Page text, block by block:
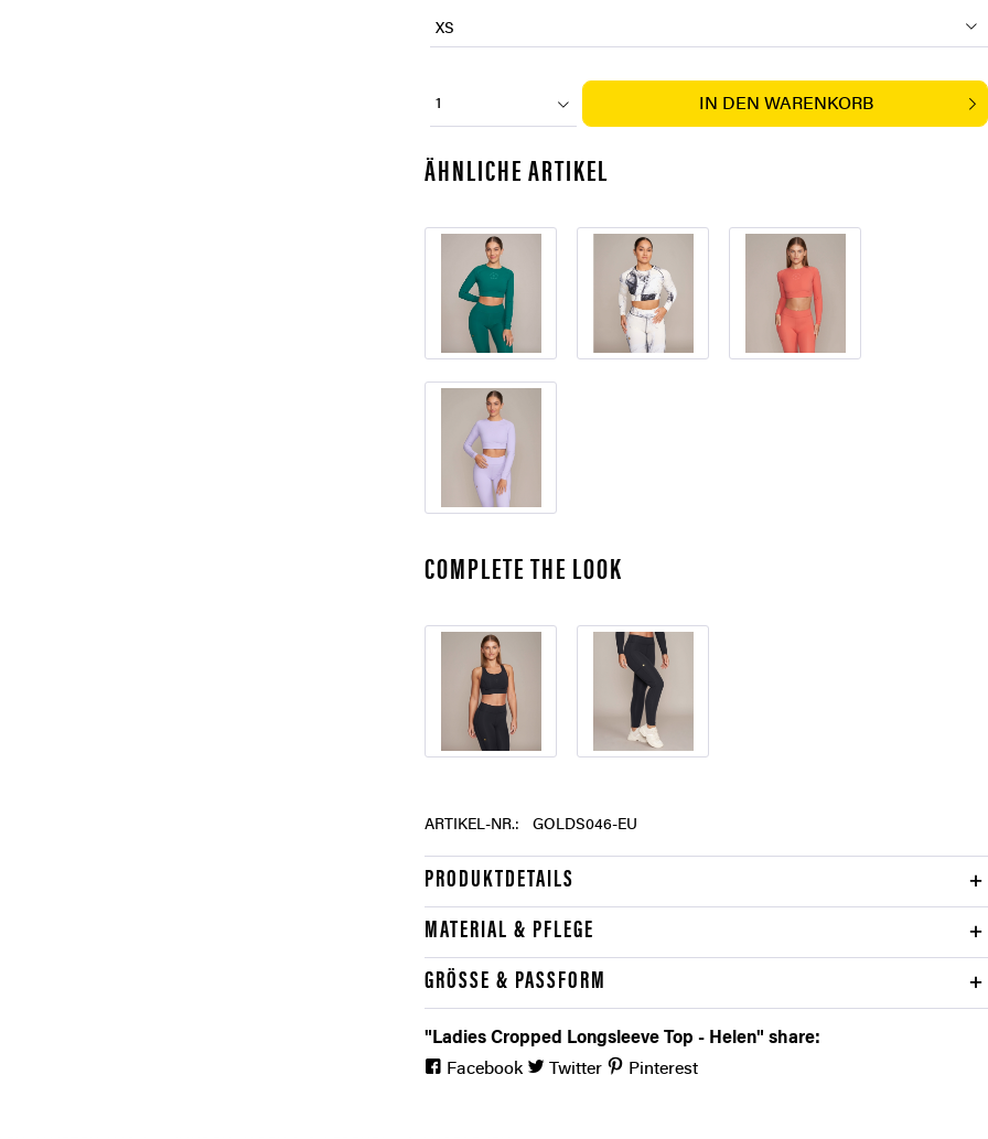
XS
1 IN DEN WARENKORB
ÄHNLICHE ARTIKEL
COMPLETE THE LOOK
ARTIKEL-NR.: GOLDS046-EU
PRODUKTDETAILS
MATERIAL & PFLEGE
GRÖSSE & PASSFORM
"Ladies Cropped Longsleeve Top - Helen" share:
Facebook
Twitter Pinterest